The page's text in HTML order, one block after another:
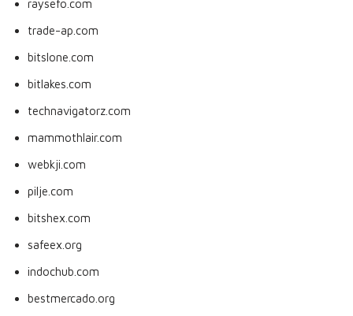
raysefo.com
trade-ap.com
bitslone.com
bitlakes.com
technavigatorz.com
mammothlair.com
webkji.com
pilje.com
bitshex.com
safeex.org
indochub.com
bestmercado.org